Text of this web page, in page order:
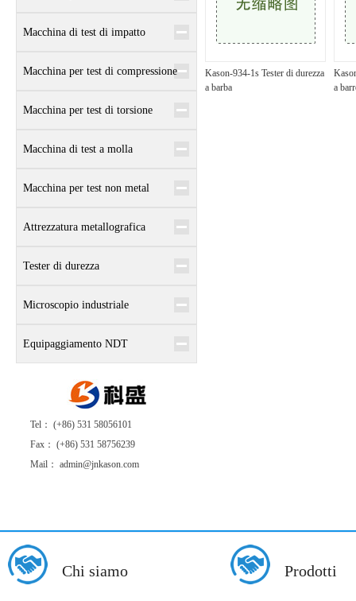
Macchina di test di impatto
Macchina per test di compressione
Macchina per test di torsione
Macchina di test a molla
Macchina per test non metal
Attrezzatura metallografica
Tester di durezza
Microscopio industriale
Equipaggiamento NDT
Tel： (+86) 531 58056101
Fax： (+86) 531 58756239
Mail： admin@jnkason.com
Kason-934-1s Tester di durezza
a barba
a
Chi siamo Prodotti